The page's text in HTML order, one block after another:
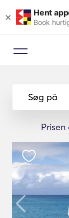
× Hent
Book
Søg på